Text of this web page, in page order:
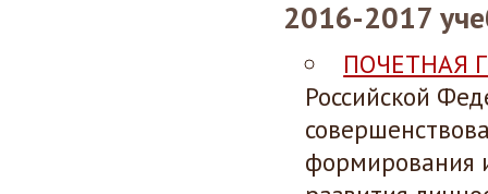
2016-2017
ПОЧЕТНАЯ
Российской
формирования